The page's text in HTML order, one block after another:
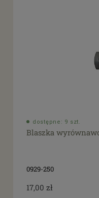
dostępne: 9 szt.
Blaszka
0929-250
17,00 zł